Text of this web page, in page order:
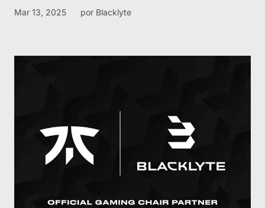
Mar 13, 2025 por Blacklyte